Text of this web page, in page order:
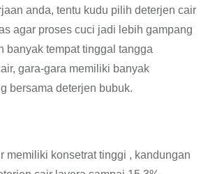
anda, tentu kudu pilih deterjen cair
agar proses cuci jadi lebih gampang
banyak tempat tinggal tangga
gara-gara memiliki banyak
bersama deterjen bubuk.
memiliki konsetrat tinggi , kandungan